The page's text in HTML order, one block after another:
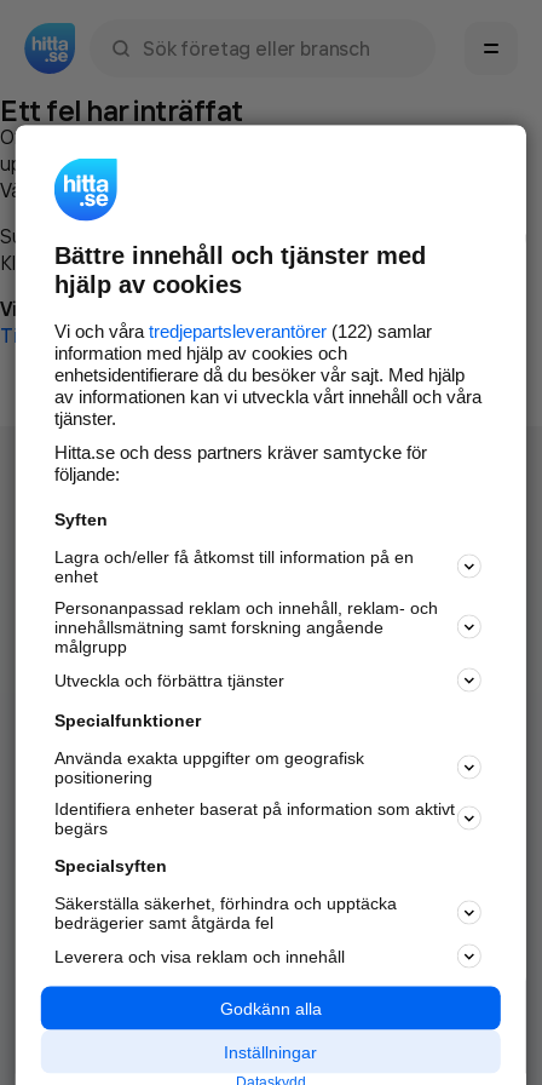
Ett fel har inträffat
Om du vill kan du
uppstod så att vi lättare och snabbare kan avhjälpa det.
Vänligen försök med följande:
Surfa till
Klicka påTillbaka-knappen i webbläsaren och försök igen
Vi beklagar besväret!
Till startsidan
Hitta.se - Gratis nummerupplysning.
Sök företag, personer och platser.
Hitta telefonnummer, adresser, företagsinfo mm.
Marknadsför företaget
Kom igång och annonsera mot
samarbetspartners nära dig.
Alla kategorier
Populära sökningar
API & Kartor
Annonsera
Integritet
Nödnummer
Bättre innehåll och tjänster med
hjälp av cookies
Vi och våra tredjepartsleverantörer(122) samlar
information med hjälp av cookies och
enhetsidentifierare då du besöker vår sajt. Med hjälp
av informationen kan vi utveckla vårt innehåll och våra
tjänster.
Hitta.se och dess partners kräver samtycke för
följande:
Syften
Lagra och/eller få åtkomst till information på en
enhet
Personanpassad reklam och innehåll, reklam- och
innehållsmätning samt forskning angående
målgrupp
Utveckla och förbättra tjänster
Specialfunktioner
Använda exakta uppgifter om geografisk
positionering
Identifiera enheter baserat på information som aktivt
begärs
Specialsyften
Säkerställa säkerhet, förhindra och upptäcka
bedrägerier samt åtgärda fel
Leverera och visa reklam och innehåll
Godkänn alla
Inställningar
Dataskydd